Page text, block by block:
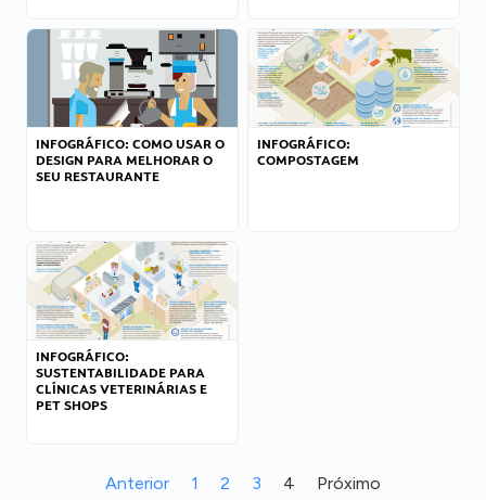
INFOGRÁFICO: COMO USAR O
DESIGN PARA MELHORAR O
SEU RESTAURANTE
INFOGRÁFICO:
COMPOSTAGEM
INFOGRÁFICO:
SUSTENTABILIDADE PARA
CLÍNICAS VETERINÁRIAS E
PET SHOPS
Anterior 1 2 3 4 Próximo